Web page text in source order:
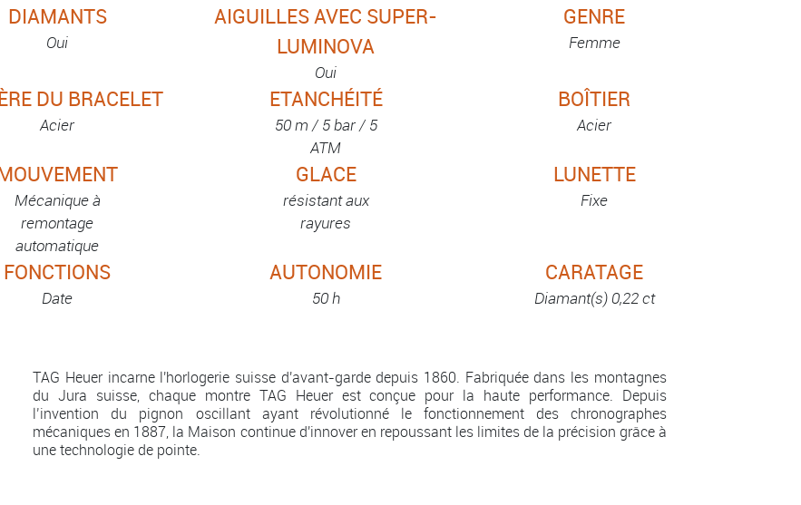
DIAMANTS
Oui
AIGUILLES AVEC SUPER-
LUMINOVA
Oui
GENRE
Femme
DU BRACELET
Acier
ETANCHÉITÉ
50 m / 5 bar / 5
ATM
BOÎTIER
Acier
Mécanique à
remontage
automatique
GLACE
résistant aux
rayures
LUNETTE
Fixe
FONCTIONS
Date
AUTONOMIE
50 h
CARATAGE
Diamant(s) 0,22 ct
TAG Heuer incarne l'horlogerie suisse d'avant-garde depuis 1860. Fabriquée dans les montagnes
du Jura suisse, chaque montre TAG Heuer est conçue pour la haute performance. Depuis
l’invention du pignon oscillant ayant révolutionné le fonctionnement des chronographes
mécaniques en 1887, la Maison continue d'innover en repoussant les limites de la précision grâce à
une technologie de pointe.